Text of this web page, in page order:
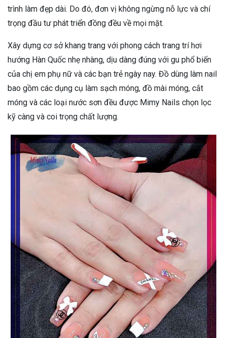
trình làm đẹp dài. Do đó, đơn vị không ngừng nỗ lực và chí
trọng đầu tư phát triển đồng đều về mọi mặt.
Xây dựng cơ sở khang trang với phong cách trang trí hơi
hướng Hàn Quốc nhẹ nhàng, dịu dàng đúng với gu phổ biến
của chị em phụ nữ và các bạn trẻ ngày nay. Đồ dùng làm nail
bao gồm các dụng cụ làm sạch móng, đồ mài móng, cắt
móng và các loại nước sơn đều được Mimy Nails chọn lọc
kỹ càng và coi trọng chất lượng.